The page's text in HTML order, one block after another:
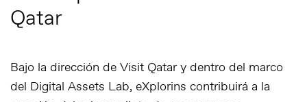
Qatar
Bajo la dirección de Visit Qatar y dentro del marco
del Digital Assets Lab, eXplorins contribuirá a la